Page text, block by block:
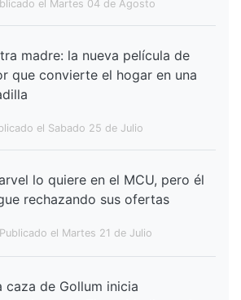
el Martes 04 de Agosto
madre: la nueva película de
que convierte el hogar en una
el Sabado 25 de Julio
lo quiere en el MCU, pero él
rechazando sus ofertas
Publicado el Martes 21 de Julio
caza de Gollum inicia